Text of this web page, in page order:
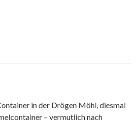
in der Drögen Möhl, diesmal
– vermutlich nach